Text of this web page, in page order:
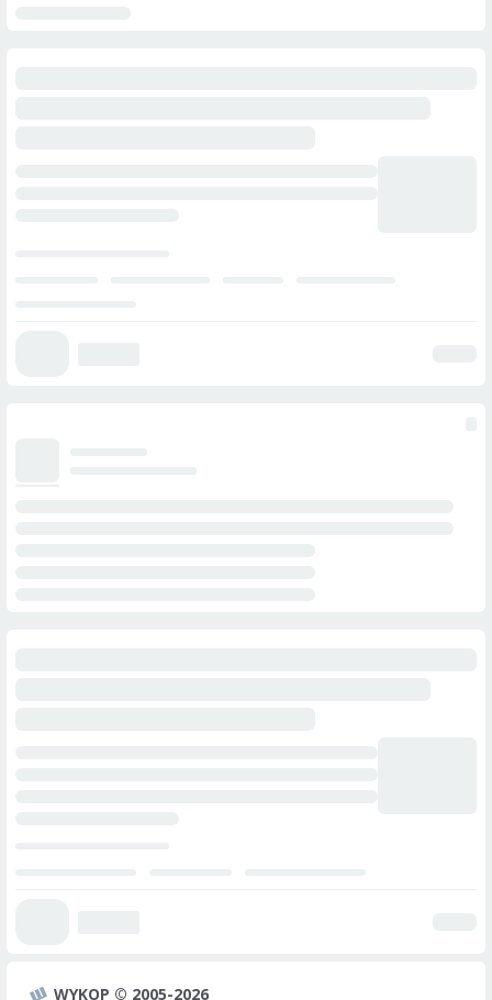
WYKOP © 2005-2026